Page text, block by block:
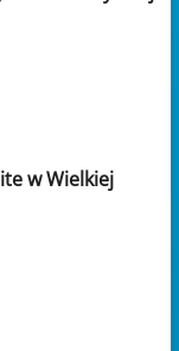
w Wielkiej